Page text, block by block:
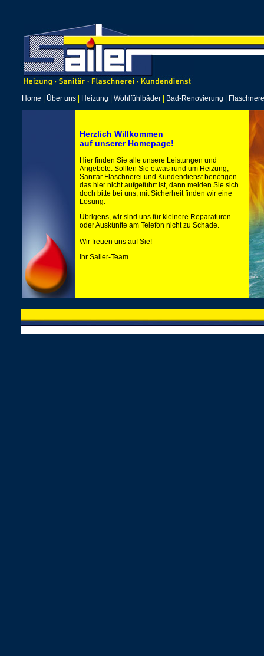
Herzlich Willkommen
auf unserer Homepage!
Hier finden Sie alle unsere Leistungen und
Angebote. Sollten Sie etwas rund um Heizung,
Sanitär Flaschnerei und Kundendienst benötigen
das hier nicht aufgeführt ist, dann melden Sie sich
doch bitte bei uns, mit Sicherheit finden wir eine
Lösung.
Übrigens, wir sind uns für kleinere Reparaturen
oder Auskünfte am Telefon nicht zu Schade.
Wir freuen uns auf Sie!
Ihr Sailer-Team
Home Über uns Heizung Wohlfühlbäder Bad-Renovierung